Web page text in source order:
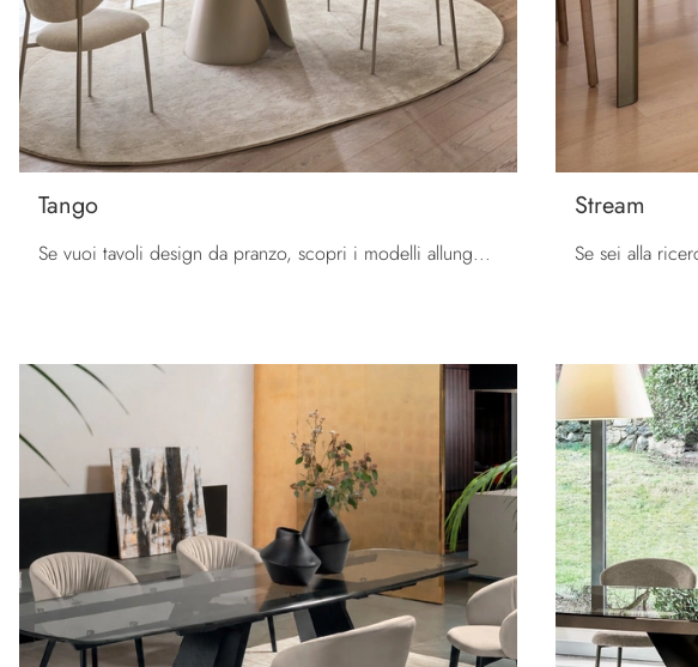
Tango
Se vuoi tavoli design da pranzo, scopri i modelli allungabili di Calligaris: clicca e scopri il modello Tango in ceramica.
Stream